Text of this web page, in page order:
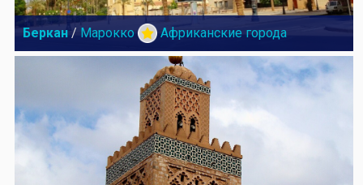
Беркан / Марокко Африканские города